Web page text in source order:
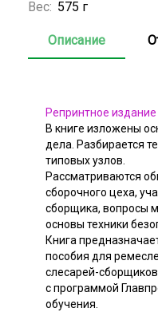
Вес: 575 г
Описание
Репринтное издание
В книге изложены
дела. Разбирается
типовых узлов.
Рассматриваются
сборочного цеха,
сборщика, вопросы
основы техники
Книга
пособия для
слесарей-
с программой
обучения.